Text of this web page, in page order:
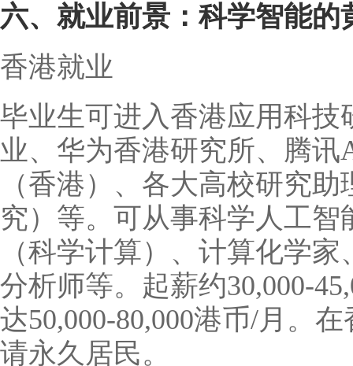
六、就业前景：科学智能的
香港就业
毕业生可进入香港应用科
业、华为香港研究所、腾
（香港）、各大高校研究
究）等。可从事科学人工
（科学计算）、计算化学
分析师等。起薪约30,000-
达50,000-80,000港币/月。
请永久居民。